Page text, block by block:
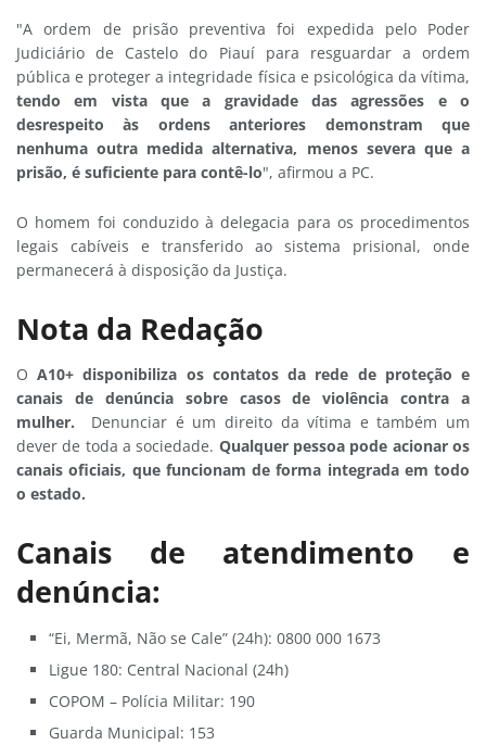
"A ordem de prisão preventiva foi expedida pelo Poder
Judiciário de Castelo do Piauí para resguardar a ordem
pública e proteger a integridade física e psicológica da vítima,
tendo em vista que a gravidade das agressões e o
desrespeito às ordens anteriores demonstram que
nenhuma outra medida alternativa, menos severa que a
prisão, é suficiente para contê-lo", afirmou a PC.
O homem foi conduzido à delegacia para os procedimentos
legais cabíveis e transferido ao sistema prisional, onde
permanecerá à disposição da Justiça.
Nota da Redação
OA10+ disponibiliza os contatos da rede de proteção e
canais de denúncia sobre casos de violência contra a
mulher. Denunciar é um direito da vítima e também um
dever de toda a sociedade. Qualquer pessoa pode acionar os
canais oficiais, que funcionam de forma integrada em todo
o estado.
Canais de atendimento e
denúncia:
“Ei, Mermã, Não se Cale” (24h): 0800 000 1673
Ligue 180: Central Nacional (24h)
COPOM – Polícia Militar: 190
Guarda Municipal: 153